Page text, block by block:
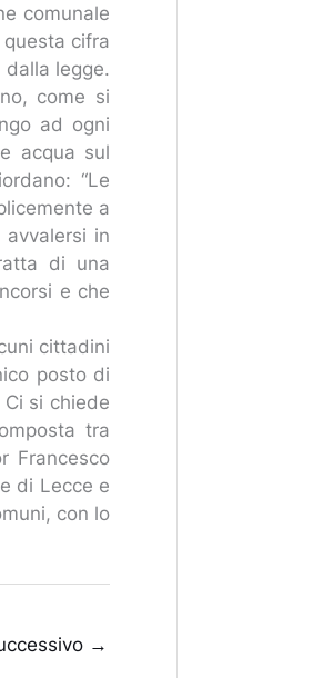
comunale
cifra
legge.
come si
ad ogni
acqua sul
“Le
a
in
di una
e che
cittadini
posto di
si chiede
tra
Francesco
di Lecce e
con lo
→